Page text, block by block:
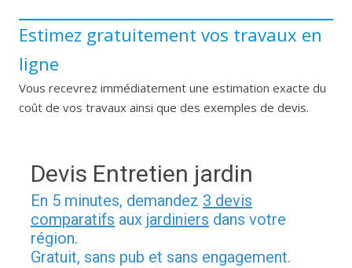
Estimez gratuitement vos travaux en
ligne
Vous recevrez immédiatement une estimation exacte du
coût de vos travaux ainsi que des exemples de devis.
Devis Entretien jardin
En 5 minutes, demandez 3 devis
comparatifs aux jardiniers dans votre
région.
Gratuit, sans pub et sans engagement.